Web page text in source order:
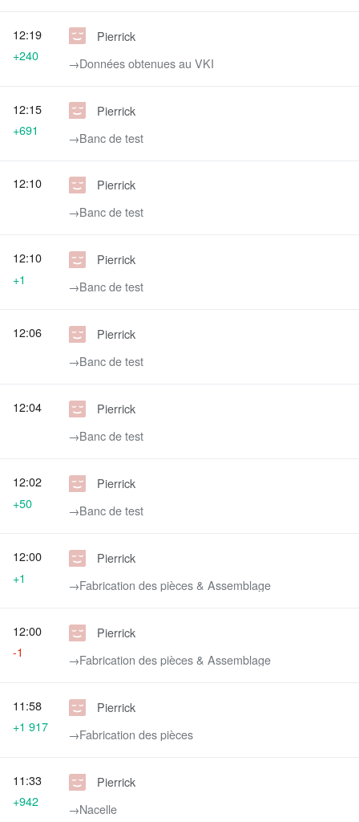
Pierrick
→‎Données obtenues au VKI
12:19
+240
Pierrick
→‎Banc de test
12:15
+691
Pierrick
→‎Banc de test
12:10
Pierrick
→‎Banc de test
12:10
+1
Pierrick
→‎Banc de test
12:06
Pierrick
→‎Banc de test
12:04
Pierrick
→‎Banc de test
12:02
+50
Pierrick
→‎Fabrication des pièces & Assemblage
12:00
+1
Pierrick
→‎Fabrication des pièces & Assemblage
12:00
-1
Pierrick
→‎Fabrication des pièces
11:58
+1 917
Pierrick
→‎Nacelle
11:33
+942